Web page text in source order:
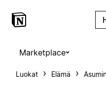
Marketplace
Luokat Elämä